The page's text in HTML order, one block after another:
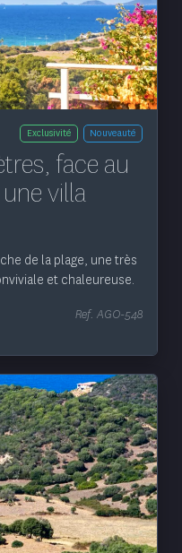
Exclusivité Nouveauté
face au
villa
de la plage, une très
et chaleureuse.
Ref. AGO-548